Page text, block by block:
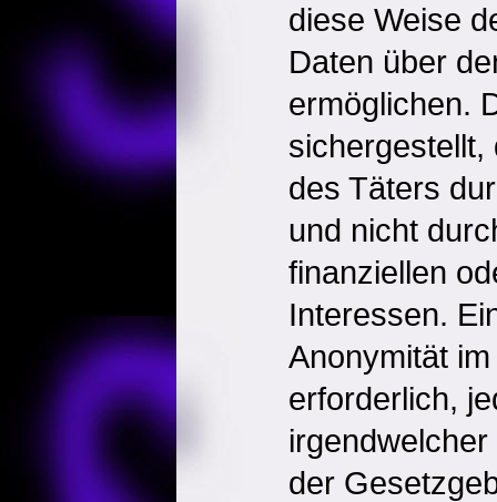
diese Weise
Daten über
ermöglichen.
sichergestellt,
des Täters
und nicht
finanziellen
Interessen.
Anonymität
erforderlich,
der